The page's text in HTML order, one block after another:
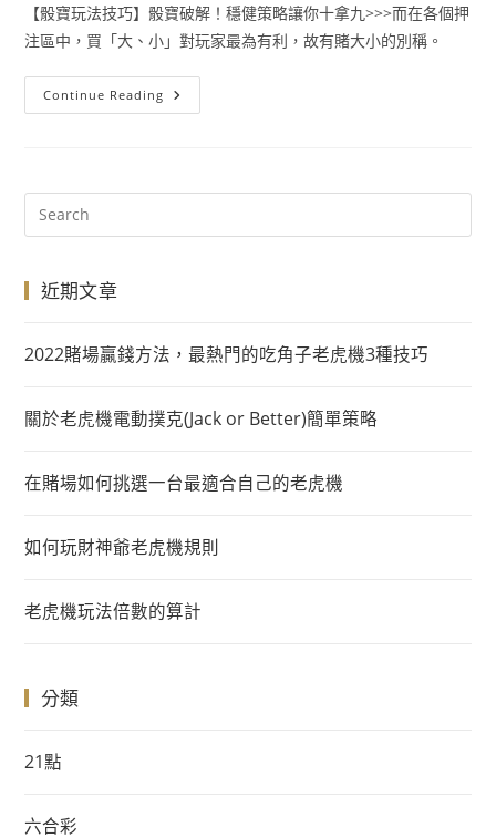
【骰寶玩法技巧】骰寶破解！穩健策略讓你十拿九>>>而在各個押
注區中，買「大、小」對玩家最為有利，故有賭大小的別稱。
Continue Reading
近期文章
2022賭場贏錢方法，最熱門的吃角子老虎機3種技巧
關於老虎機電動撲克(Jack or Better)簡單策略
在賭場如何挑選一台最適合自己的老虎機
如何玩財神爺老虎機規則
老虎機玩法倍數的算計
分類
21點
六合彩